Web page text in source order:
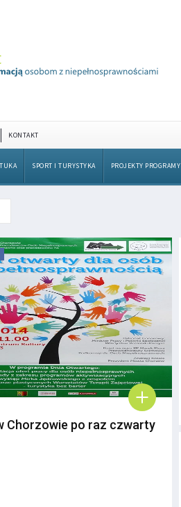
KONTAKT
SPORT I TURYSTYKA PROJEKTY PROGRAMY
Chorzowie po raz czwarty